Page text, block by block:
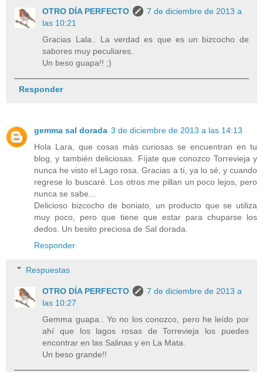
OTRO DÍA PERFECTO
7 de diciembre de 2013 a
las 10:21
Gracias Lala.. La verdad es que es un bizcocho de
sabores muy peculiares.
Un beso guapa!! ;)
Responder
gemma sal dorada 3 de diciembre de 2013 a las 14:13
Hola Lara, que cosas más curiosas se encuentran en tu
blog, y también deliciosas. Fíjate que conozco Torrevieja y
nunca he visto el Lago rosa. Gracias a tí, ya lo sé, y cuando
regrese lo buscaré. Los otros me pillan un poco lejos, pero
nunca se sabe...
Delicioso bizcocho de boniato, un producto que se utiliza
muy poco, pero que tiene que estar para chuparse los
dedos. Un besito preciosa de Sal dorada.
Responder
Respuestas
OTRO DÍA PERFECTO
7 de diciembre de 2013 a
las 10:27
Gemma guapa.. Yo no los conozco, pero he leído por
ahí que los lagos rosas de Torrevieja los puedes
encontrar en las Salinas y en La Mata.
Un beso grande!!